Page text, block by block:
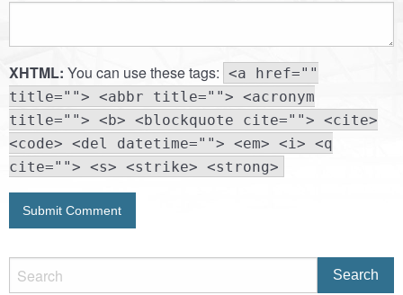
XHTML: You can use these tags: <a href=""
title=""> <abbr title=""> <acronym
title=""> <b> <blockquote cite=""> <cite>
<code> <del datetime=""> <em> <i> <q
cite=""> <s> <strike> <strong>